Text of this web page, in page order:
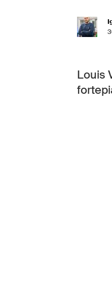
Louis